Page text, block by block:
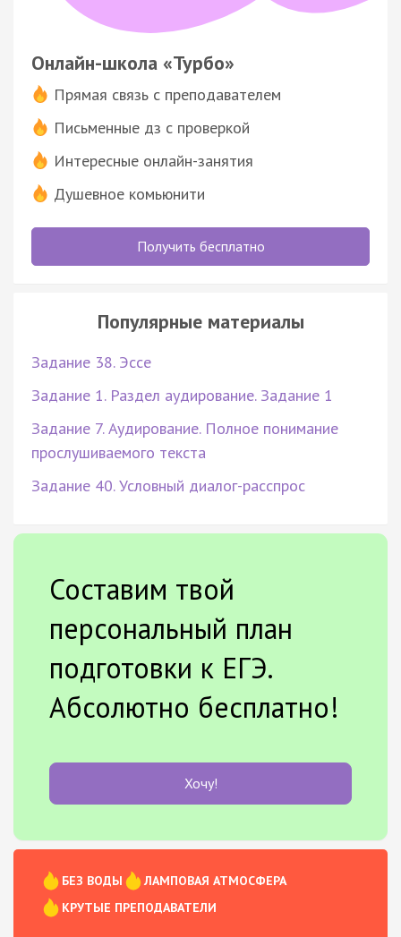
Онлайн-школа «Турбо»
Прямая связь с преподавателем
Письменные дз с проверкой
Интересные онлайн-занятия
Душевное комьюнити
Получить бесплатно
Популярные материалы
Задание 38. Эссе
Задание 1. Раздел аудирование. Задание 1
Задание 7. Аудирование. Полное понимание
прослушиваемого текста
Задание 40. Условный диалог-расспрос
Составим твой
персональный план
подготовки к ЕГЭ.
Абсолютно бесплатно!
Хочу!
БЕЗ ВОДЫ
ЛАМПОВАЯ АТМОСФЕРА
КРУТЫЕ ПРЕПОДАВАТЕЛИ